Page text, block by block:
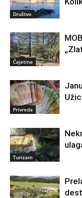
Društvo
Čajetina
Privreda
Turizam